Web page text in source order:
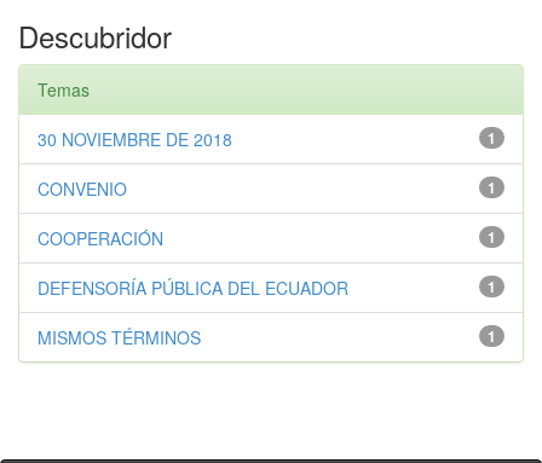
Descubridor
Temas
1
30 NOVIEMBRE DE 2018
1
CONVENIO
1
COOPERACIÓN
1
DEFENSORÍA PÚBLICA DEL ECUADOR
1
MISMOS TÉRMINOS